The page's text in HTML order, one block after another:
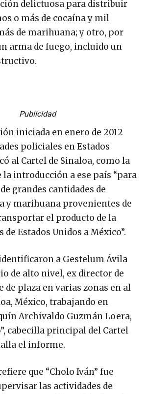
delictuosa para distribuir
o más de cocaína y mil
de marihuana; y otro, por
arma de fuego, incluido un
Publicidad
iniciada en enero de 2012
policiales en Estados
al Cartel de Sinaloa, como la
la introducción a ese país “para
grandes cantidades de
y marihuana provenientes de
el producto de la
de Estados Unidos a México”.
a Gestelum Ávila
de alto nivel, ex director de
de plaza en varias zonas en al
México, trabajando en
Archivaldo Guzmán Loera,
cabecilla principal del Cartel
el informe.
que “Cholo Iván” fue
las actividades de